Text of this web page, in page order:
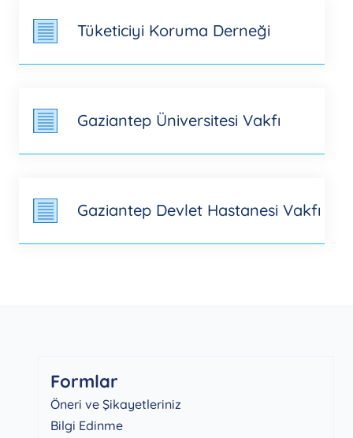
Tüketiciyi Koruma Derneği
Gaziantep Üniversitesi Vakfı
Gaziantep Devlet Hastanesi Vakfı
Formlar
Öneri ve Şikayetleriniz
Bilgi Edinme